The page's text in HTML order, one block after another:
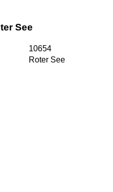
See
10654
Roter See